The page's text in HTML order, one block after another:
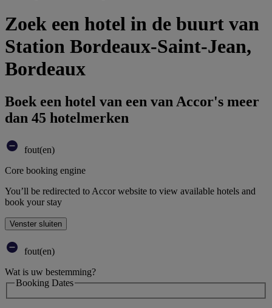
Zoek een hotel in de buurt van
Station Bordeaux-Saint-Jean,
Bordeaux
Boek een hotel van een van Accor's meer
dan 45 hotelmerken
fout(en)
Core booking engine
You’ll be redirected to Accor website to view available hotels and
book your stay
Venster sluiten
fout(en)
Wat is uw bestemming?
Booking Dates